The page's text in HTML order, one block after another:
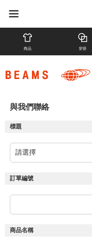
商品 穿搭
與我們聯絡
標題
訂單編號
商品名稱